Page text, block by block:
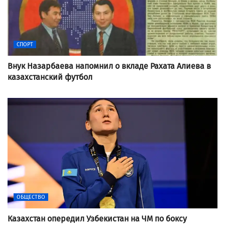
СПОРТ
Внук Назарбаева напомнил о вкладе Рахата Алиева в
казахстанский футбол
ОБЩЕСТВО
Казахстан опередил Узбекистан на ЧМ по боксу